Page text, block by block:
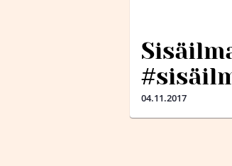
04.11.2017